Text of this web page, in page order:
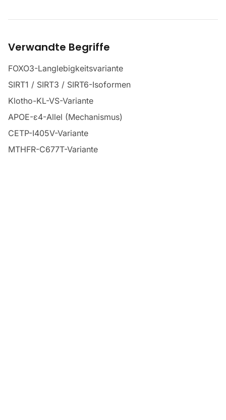
Verwandte Begriffe
FOXO3-Langlebigkeitsvariante
SIRT1 / SIRT3 / SIRT6-Isoformen
Klotho-KL-VS-Variante
APOE-ε4-Allel (Mechanismus)
CETP-I405V-Variante
MTHFR-C677T-Variante